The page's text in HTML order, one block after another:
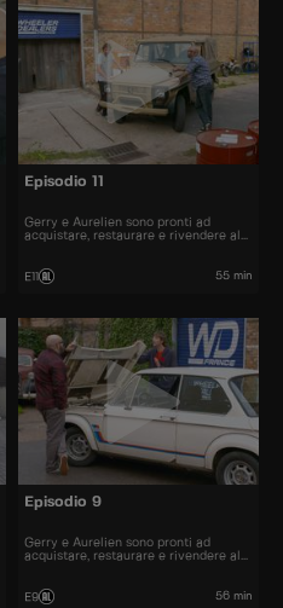
Episodio 11
Gerry e Aurelien sono pronti ad
acquistare, restaurare e rivendere al
E11 55 min
Episodio 9
Gerry e Aurelien sono pronti ad
acquistare, restaurare e rivendere al
E9 56 min